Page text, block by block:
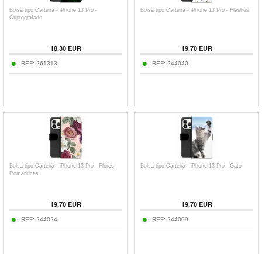
Bolsa tipo Carteira - iPhone 13 Pro -
Criptografado
18,30EUR
REF: 261313
Bolsa tipo Carteira - iPhone 13 Pro - Flashes
19,70EUR
REF: 244040
Bolsa tipo Carteira - iPhone 13 Pro - Flores
Românticas
19,70EUR
REF: 244024
Bolsa tipo Carteira - iPhone 13 Pro - Gato
19,70EUR
REF: 244009